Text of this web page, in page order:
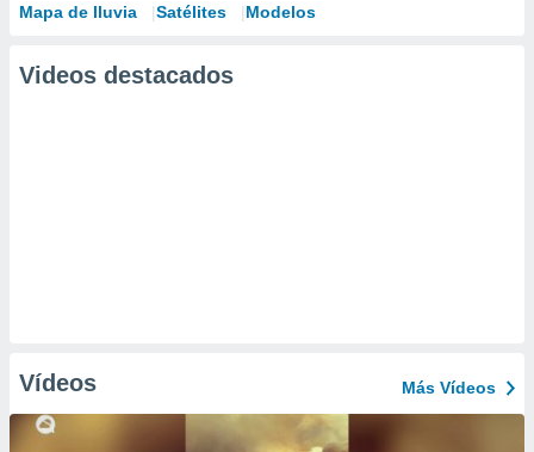
Mapa de lluvia Satélites Modelos
Videos destacados
Vídeos Más Vídeos